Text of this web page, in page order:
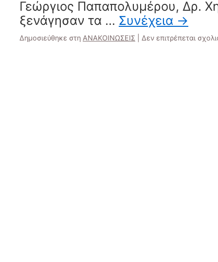
Γεώργιος Παπαπολυμέρου, Δρ.
ξενάγησαν τα … Συνέχεια →
Δημοσιεύθηκε στη ΑΝΑΚΟΙΝΩΣΕΙΣ Δεν επιτρέπεται